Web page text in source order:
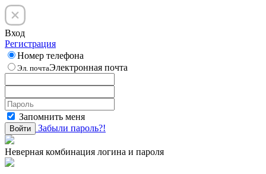
Вход
Регистрация
Номер телефона
Эл. почтаЭлектронная почта
Запомнить меня
Войти Забыли пароль?!
Неверная комбинация логина и пароля